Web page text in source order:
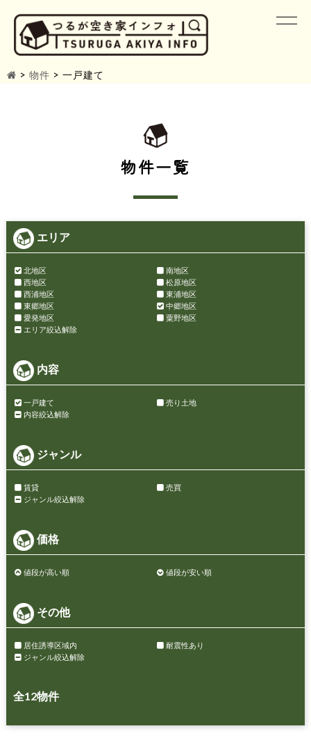
> 物件 > 一戸建て
物件一覧
エリア
北地区
南地区
西地区
松原地区
西浦地区
東浦地区
東郷地区
中郷地区
愛発地区
粟野地区
エリア絞込解除
内容
一戸建て
売り土地
内容絞込解除
ジャンル
賃貸
売買
ジャンル絞込解除
価格
値段が高い順 値段が安い順
その他
居住誘導区域内
耐震性あり
ジャンル絞込解除
全12物件